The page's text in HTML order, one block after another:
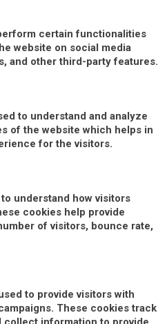
certain functionalities
website on social media
and other third-party features.
to understand and analyze
of the website which helps in
for the visitors.
understand how visitors
cookies help provide
of visitors, bounce rate,
to provide visitors with
These cookies track